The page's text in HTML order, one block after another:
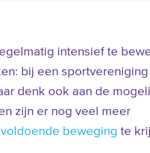
intensief te
bij een sportvereniging
denk ook aan de
zijn er nog veel meer
voldoende beweging te